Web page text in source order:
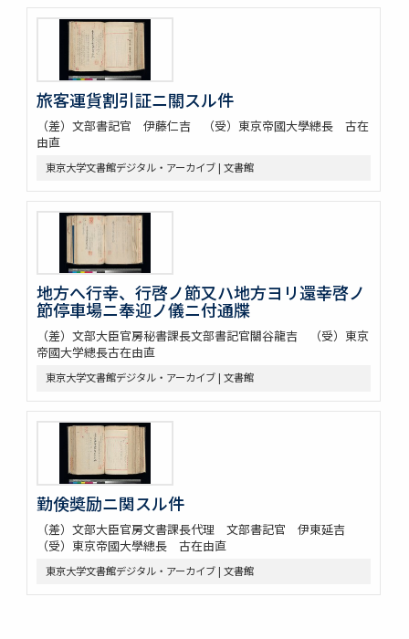
旅客運貨割引証ニ關スル件
（差）文部書記官 伊藤仁吉 （受）東京帝國大學總長 古在
由直
東京大学文書館デジタル・アーカイブ | 文書館
地方へ行幸、行啓ノ節又ハ地方ヨリ還幸啓ノ
節停車場ニ奉迎ノ儀ニ付通牒
（差）文部大臣官房秘書課長文部書記官關谷龍吉 （受）東京
帝國大学總長古在由直
東京大学文書館デジタル・アーカイブ | 文書館
勤倹奬励ニ関スル件
（差）文部大臣官房文書課長代理 文部書記官 伊東延吉
（受）東京帝國大學總長 古在由直
東京大学文書館デジタル・アーカイブ | 文書館